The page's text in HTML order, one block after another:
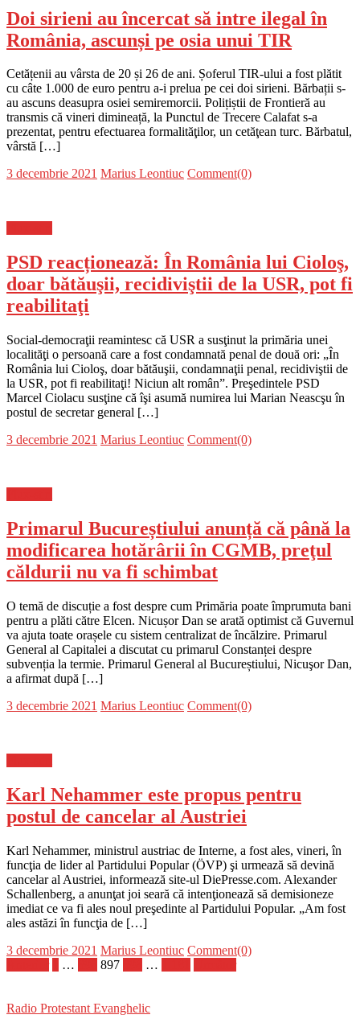
Doi sirieni au încercat să intre ilegal în
România, ascunși pe osia unui TIR
Cetățenii au vârsta de 20 și 26 de ani. Șoferul TIR-ului a fost plătit
cu câte 1.000 de euro pentru a-i prelua pe cei doi sirieni. Bărbații s-
au ascuns deasupra osiei semiremorcii. Polițiștii de Frontieră au
transmis că vineri dimineață, la Punctul de Trecere Calafat s-a
prezentat, pentru efectuarea formalităţilor, un cetăţean turc. Bărbatul,
vârstă […]
Posted
3 decembrie 2021 Author
Marius Leontiuc Comment(0)
PSD reacționează: În România lui Cioloş,
doar bătăuşii, recidiviştii de la USR, pot fi
reabilitaţi
Social-democraţii reamintesc că USR a susţinut la primăria unei
localităţi o persoană care a fost condamnată penal de două ori: „În
România lui Cioloş, doar bătăuşii, condamnaţii penal, recidiviştii de
la USR, pot fi reabilitaţi! Niciun alt român”. Preşedintele PSD
Marcel Ciolacu susţine că îşi asumă numirea lui Marian Neascşu în
postul de secretar general […]
Posted
3 decembrie 2021 Author
Marius Leontiuc Comment(0)
Primarul Bucureștiului anunță că până la
modificarea hotărârii în CGMB, preţul
căldurii nu va fi schimbat
O temă de discuție a fost despre cum Primăria poate împrumuta bani
pentru a plăti către Elcen. Nicușor Dan se arată optimist că Guvernul
va ajuta toate orașele cu sistem centralizat de încălzire. Primarul
General al Capitalei a discutat cu primarul Constanței despre
subvenția la termie. Primarul General al Bucureștiului, Nicuşor Dan,
a afirmat după […]
Posted
3 decembrie 2021 Author
Marius Leontiuc Comment(0)
Karl Nehammer este propus pentru
postul de cancelar al Austriei
Karl Nehammer, ministrul austriac de Interne, a fost ales, vineri, în
funcţia de lider al Partidului Popular (ÖVP) şi urmează să devină
cancelar al Austriei, informează site-ul DiePresse.com. Alexander
Schallenberg, a anunţat joi seară că intenţionează să demisioneze
imediat ce va fi ales noul preşedinte al Partidului Popular. „Am fost
ales astăzi în funcţia de […]
Posted
3 decembrie 2021 Author
Marius Leontiuc Comment(0)
Paginație
… 897 …
Radio Protestant Evanghelic